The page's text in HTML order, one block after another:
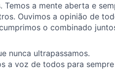
a mente aberta e
Ouvimos a opinião de
o combinado
nunca ultrapassamos.
a voz de todos para